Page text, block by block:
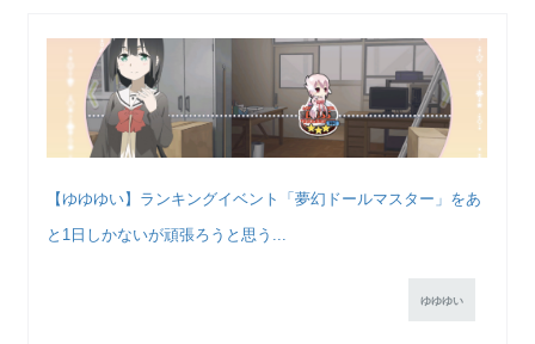
【ゆゆゆい】ランキングイベント「夢幻ドールマスター」をあ
と1日しかないが頑張ろうと思う...
ゆゆゆい